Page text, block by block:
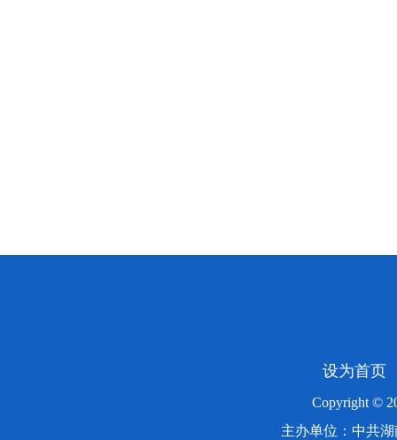
设为首页
Copyright ©
主办单位：中共